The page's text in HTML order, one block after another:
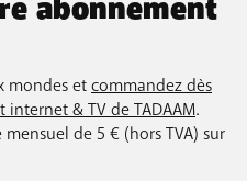
abonnement
mondes et commandez dès
& TV de TADAAM.
de 5 € (hors TVA) sur